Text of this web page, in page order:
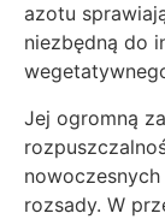
azotu
niezbędną do
Jej ogromną
rozsady. W